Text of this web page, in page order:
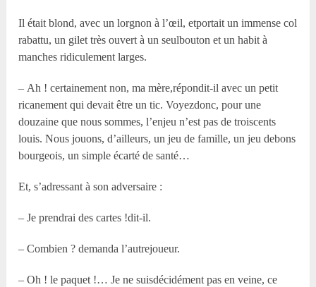
Il était blond, avec un lorgnon à l’œil, etportait un immense col
rabattu, un gilet très ouvert à un seulbouton et un habit à
manches ridiculement larges.
– Ah ! certainement non, ma mère,répondit-il avec un petit
ricanement qui devait être un tic. Voyezdonc, pour une
douzaine que nous sommes, l’enjeu n’est pas de troiscents
louis. Nous jouons, d’ailleurs, un jeu de famille, un jeu debons
bourgeois, un simple écarté de santé…
Et, s’adressant à son adversaire :
– Je prendrai des cartes !dit-il.
– Combien ? demanda l’autrejoueur.
– Oh ! le paquet !… Je ne suisdécidément pas en veine, ce